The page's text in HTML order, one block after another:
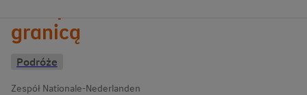
granicą
Podróże
Zespół Nationale-Nederlanden